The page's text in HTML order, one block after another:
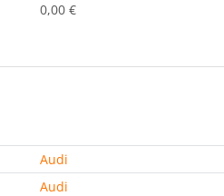
0,00 €
Audi
Audi